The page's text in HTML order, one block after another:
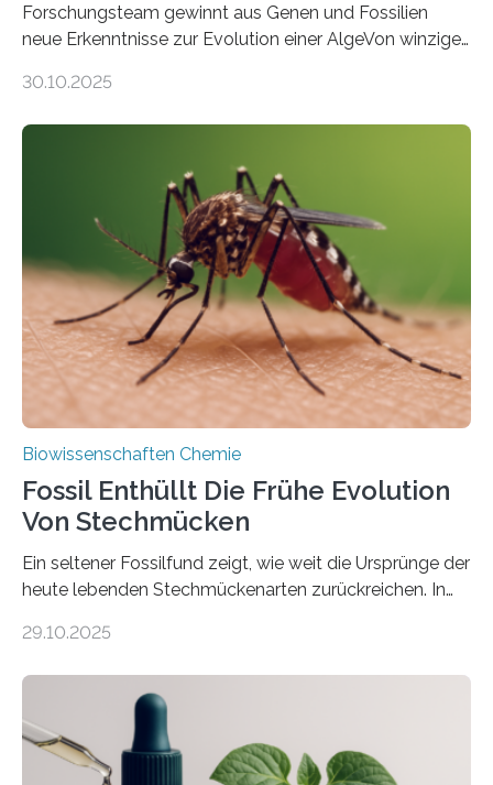
Forschungsteam gewinnt aus Genen und Fossilien
neue Erkenntnisse zur Evolution einer AlgeVon winzigen
Landpflanzen zählen zu den komplexesten
Grünalgen, die vor Hunderten von Millionen Jahren
lebten. Unter den Vorfahren sticht eine Gruppe heraus,
die noch heute in der Natur vorkommt: die
Süßwasseralge Coleochaetophyceae. Einige Arten
dieser Gruppe bilden aus Zellfäden dichte Geflechte
mit scheibenförmiger Gestalt. Was auffällig ist: Die
nächsten…
30.10.2025
Biowissenschaften Chemie
Fossil Enthüllt Die Frühe Evolution
Von Stechmücken
Ein seltener Fossilfund zeigt, wie weit die Ursprünge der
heute lebenden Stechmückenarten zurückreichen. In
Forschende die bisher älteste bekannte Stechmücken-
Region Kachin in Myanmar und hat sich in
ausgezeichnetem Zustand erhalten. Es konnte als neue
Art einer neuen Gattung beschrieben werden und trägt
nun den Namen Cretosabethes primaevus. Dieser erste
29.10.2025